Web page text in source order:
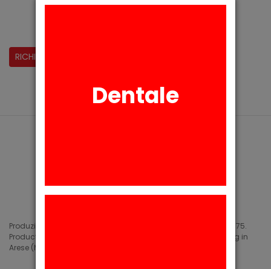
RICHIESTA INFORMAZIONI
Produzione di siliconi medicali e industriali in Arese (MI) dal 1975.
Production of medical and industrial silicones. Manufacturing in
Arese (MI) since 1975.
Dentale